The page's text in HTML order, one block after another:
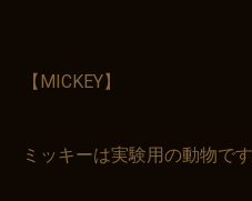
【MICKEY】
ミッキーは実験用の動物です